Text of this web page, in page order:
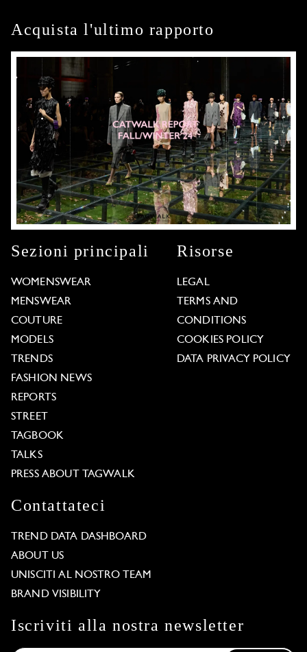
Acquista l'ultimo rapporto
Sezioni principali
WOMENSWEAR
MENSWEAR
COUTURE
MODELS
TRENDS
FASHION NEWS
REPORTS
STREET
TAGBOOK
TALKS
PRESS ABOUT TAGWALK
Risorse
LEGAL
TERMS AND
CONDITIONS
COOKIES POLICY
DATA PRIVACY POLICY
Contattateci
TREND DATA DASHBOARD
ABOUT US
UNISCITI AL NOSTRO TEAM
BRAND VISIBILITY
Iscriviti alla nostra newsletter